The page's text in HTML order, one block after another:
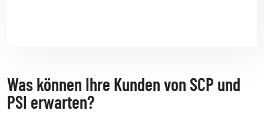
Was können Ihre Kunden von SCP und
PSI erwarten?